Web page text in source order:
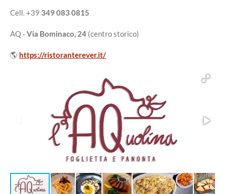
Cell. +39 349 083 0815
AQ -Via Bominaco, 24 (centro storico)
🌎 https://ristoranterever.it/